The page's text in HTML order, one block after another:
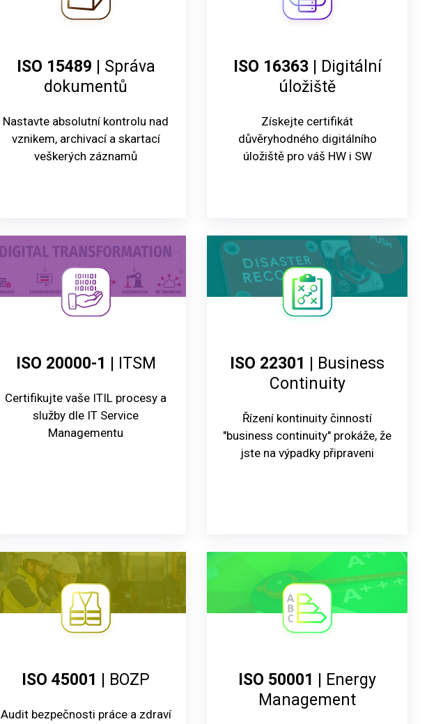
ISO 15489 | Správa
dokumentů
Nastavte absolutní kontrolu nad
vznikem, archivací a skartací
veškerých záznamů
ISO 16363| Digitální
úložiště
Získejte certifikát
důvěryhodného digitálního
úložiště pro váš HW i SW
ISO 20000-1 | ITSM
Certifikujte vaše ITIL procesy a
služby dle IT Service
Managementu
ISO 22301 | Business
Continuity
Řízení kontinuity činností
"business continuity" prokáže, že
jste na výpadky připraveni
ISO 45001 | BOZP
Audit bezpečnosti práce a zdraví
ISO 50001
| Energy
Management